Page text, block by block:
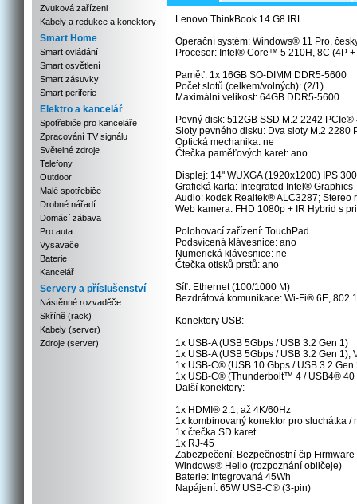
Zvuková zařízeni
Kabely a redukce a konektory
Smart Home
Smart ovládání
Smart osvětlení
Smart zásuvky
Smart periferie
Elektro a kancelář
Spotřebiče pro kanceláře
Zpracování TV signálu
Světelné zdroje
Telefony
Outdoor
Malé spotřebiče
Drobné nářadí
Domácí zábava
Pro auta
Vysavače
Baterie
Kancelář
Servery a příslušenství
Nástěnné rozvaděče
Skříně (rack)
Kabely (server)
Zdroje (server)
Lenovo ThinkBook 14 G8 IRL
Operační systém: Windows® 11 Pro,
Procesor: Intel® Core™ 5 210H, 8C (4P +
Paměť: 1x 16GB SO-DIMM DDR5-5600
Počet slotů (celkem/volných): (2/1)
Maximální velikost: 64GB DDR5-5600
Pevný disk: 512GB SSD M.2 2242
Sloty pevného disku: Dva sloty M.2 2280
Optická mechanika: ne
Čtečka paměťových karet: ano
Displej: 14" WUXGA (1920x1200) IPS
Grafická karta: Integrated Intel® Graphics
Audio: kodek Realtek® ALC3287; Stereo
Web kamera: FHD 1080p + IR Hybrid s
Polohovací zařízení: TouchPad
Podsvícená klávesnice: ano
Numerická klávesnice: ne
Čtečka otisků prstů: ano
Síť: Ethernet (100/1000 M)
Bezdrátová komunikace: Wi-Fi® 6E,
Konektory USB:
1x USB-A (USB 5Gbps / USB 3.2 Gen 1)
1x USB-A (USB 5Gbps / USB 3.2 Gen 1),
1x USB-C® (USB 10 Gbps / USB 3.2
1x USB-C® (Thunderbolt™ 4 / USB4®
Další konektory:
1x HDMI® 2.1, až 4K/60Hz
1x kombinovaný konektor pro sluchátka /
1x čtečka SD karet
1x RJ-45
Zabezpečení: Bezpečnostní čip
Windows® Hello (rozpoznání obličeje)
Baterie: Integrovaná 45Wh
Napájení: 65W USB-C® (3-pin)